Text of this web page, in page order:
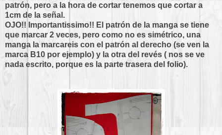
patrón, pero a la hora de cortar tenemos que cortar a
1cm de la señal.
OJO!! Importantissimo!! El patrón de la manga se tiene
que marcar 2 veces, pero como no es simétrico, una
manga la marcareis con el patrón al derecho (se ven la
marca B10 por ejemplo) y la otra del revés ( nos se ve
nada escrito, porque es la parte trasera del folio).